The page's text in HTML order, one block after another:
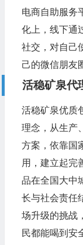
电商自助服务
化上，线下通
社交，对自己
己的微信朋友
活稳矿泉代
活稳矿泉优质
理念，从生产
方案，依靠国
用，建立起完
品在全国大中
长与社会责任
场升级的挑战
民都能喝到安